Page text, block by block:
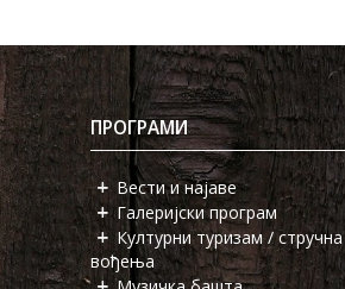
ПРОГРАМИ
Вести и најаве
Галеријски програм
Културни туризам / стручна
вођења